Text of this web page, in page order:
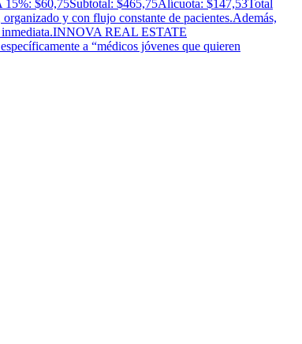
15%: $60,75Subtotal: $465,75Alícuota: $147,53Total
y con flujo constante de pacientes.Además,
inmediata.INNOVA REAL ESTATE
a “médicos jóvenes que quieren